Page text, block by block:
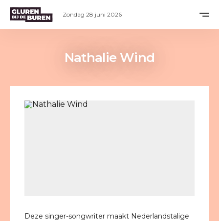
Nathalie Wind
Deze singer-songwriter maakt Nederlandstalige
Zondag 28 juni 2026